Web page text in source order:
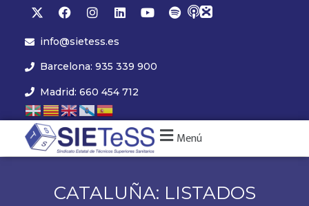
info@sietess.es
Barcelona: 935 339 900
Madrid: 660 454 712
Menú
CATALUÑA: LISTADOS